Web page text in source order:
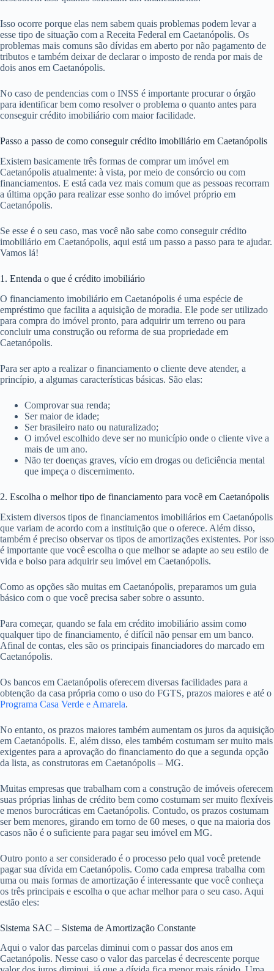
Isso ocorre porque elas nem sabem quais problemas podem levar a
esse tipo de situação com a Receita Federal em Caetanópolis. Os
problemas mais comuns são dívidas em aberto por não pagamento de
tributos e também deixar de declarar o imposto de renda por mais de
dois anos em Caetanópolis.
No caso de pendencias com o INSS é importante procurar o órgão
para identificar bem como resolver o problema o quanto antes para
conseguir crédito imobiliário com maior facilidade.
Passo a passo de como conseguir crédito imobiliário em Caetanópolis
Existem basicamente três formas de comprar um imóvel em
Caetanópolis atualmente: à vista, por meio de consórcio ou com
financiamentos. E está cada vez mais comum que as pessoas recorram
a última opção para realizar esse sonho do imóvel próprio em
Caetanópolis.
Se esse é o seu caso, mas você não sabe como conseguir crédito
imobiliário em Caetanópolis, aqui está um passo a passo para te ajudar.
Vamos lá!
1. Entenda o que é crédito imobiliário
O financiamento imobiliário em Caetanópolis é uma espécie de
empréstimo que facilita a aquisição de moradia. Ele pode ser utilizado
para compra do imóvel pronto, para adquirir um terreno ou para
concluir uma construção ou reforma de sua propriedade em
Caetanópolis.
Para ser apto a realizar o financiamento o cliente deve atender, a
princípio, a algumas características básicas. São elas:
Comprovar sua renda;
Ser maior de idade;
Ser brasileiro nato ou naturalizado;
O imóvel escolhido deve ser no município onde o cliente vive a
mais de um ano.
Não ter doenças graves, vício em drogas ou deficiência mental
que impeça o discernimento.
2. Escolha o melhor tipo de financiamento para você em Caetanópolis
Existem diversos tipos de financiamentos imobiliários em Caetanópolis
que variam de acordo com a instituição que o oferece. Além disso,
também é preciso observar os tipos de amortizações existentes. Por isso
é importante que você escolha o que melhor se adapte ao seu estilo de
vida e bolso para adquirir seu imóvel em Caetanópolis.
Como as opções são muitas em Caetanópolis, preparamos um guia
básico com o que você precisa saber sobre o assunto.
Para começar, quando se fala em crédito imobiliário assim como
qualquer tipo de financiamento, é difícil não pensar em um banco.
Afinal de contas, eles são os principais financiadores do marcado em
Caetanópolis.
Os bancos em Caetanópolis oferecem diversas facilidades para a
obtenção da casa própria como o uso do FGTS, prazos maiores e até o
Programa Casa Verde e Amarela.
No entanto, os prazos maiores também aumentam os juros da aquisição
em Caetanópolis. E, além disso, eles também costumam ser muito mais
exigentes para a aprovação do financiamento do que a segunda opção
da lista, as construtoras em Caetanópolis – MG.
Muitas empresas que trabalham com a construção de imóveis oferecem
suas próprias linhas de crédito bem como costumam ser muito flexíveis
e menos burocráticas em Caetanópolis. Contudo, os prazos costumam
ser bem menores, girando em torno de 60 meses, o que na maioria dos
casos não é o suficiente para pagar seu imóvel em MG.
Outro ponto a ser considerado é o processo pelo qual você pretende
pagar sua dívida em Caetanópolis. Como cada empresa trabalha com
uma ou mais formas de amortização é interessante que você conheça
os três principais e escolha o que achar melhor para o seu caso. Aqui
estão eles:
Sistema SAC – Sistema de Amortização Constante
Aqui o valor das parcelas diminui com o passar dos anos em
Caetanópolis. Nesse caso o valor das parcelas é decrescente porque